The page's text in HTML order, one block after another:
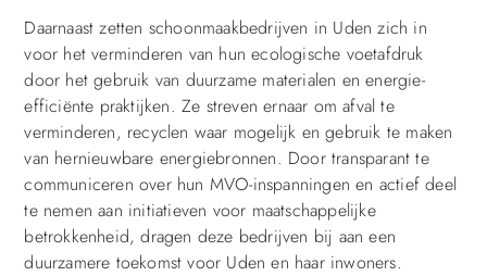
Daarnaast zetten schoonmaakbedrijven in Uden zich in
voor het verminderen van hun ecologische voetafdruk
door het gebruik van duurzame materialen en energie-
efficiënte praktijken. Ze streven ernaar om afval te
verminderen, recyclen waar mogelijk en gebruik te maken
van hernieuwbare energiebronnen. Door transparant te
communiceren over hun MVO-inspanningen en actief deel
te nemen aan initiatieven voor maatschappelijke
betrokkenheid, dragen deze bedrijven bij aan een
duurzamere toekomst voor Uden en haar inwoners.